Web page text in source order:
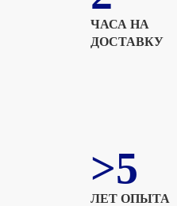
ЧАСА НА
ДОСТАВКУ
>5
ЛЕТ ОПЫТА